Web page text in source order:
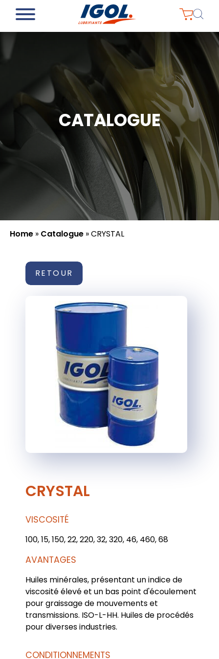
CATALOGUE
Home » Catalogue »CRYSTAL
RETOUR
CRYSTAL
VISCOSITÉ
100, 15, 150, 22, 220, 32, 320, 46, 460, 68
AVANTAGES
Huiles minérales, présentant un indice de
viscosité élevé et un bas point d'écoulement
pour graissage de mouvements et
transmissions. ISO-L-HH. Huiles de procédés
pour diverses industries.
CONDITIONNEMENTS